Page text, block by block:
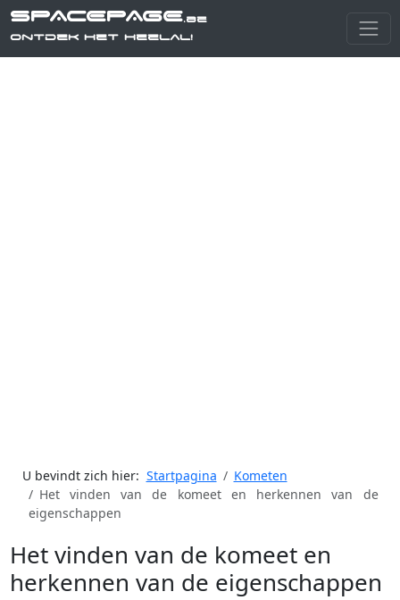
SPACEPAGE.be
Ontdek het heelal!
U bevindt zich hier: Startpagina
Kometen
Het vinden van de komeet en herkennen van de
eigenschappen
Het vinden van de komeet en
herkennen van de eigenschappen